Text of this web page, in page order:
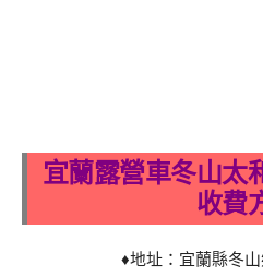
宜蘭露營車冬山太
收費
♦地址：宜蘭縣冬